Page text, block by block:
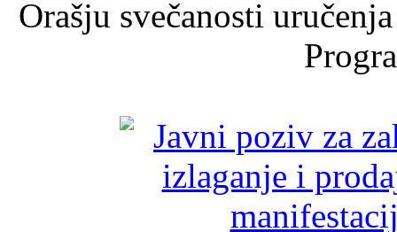
Orašju svečanosti